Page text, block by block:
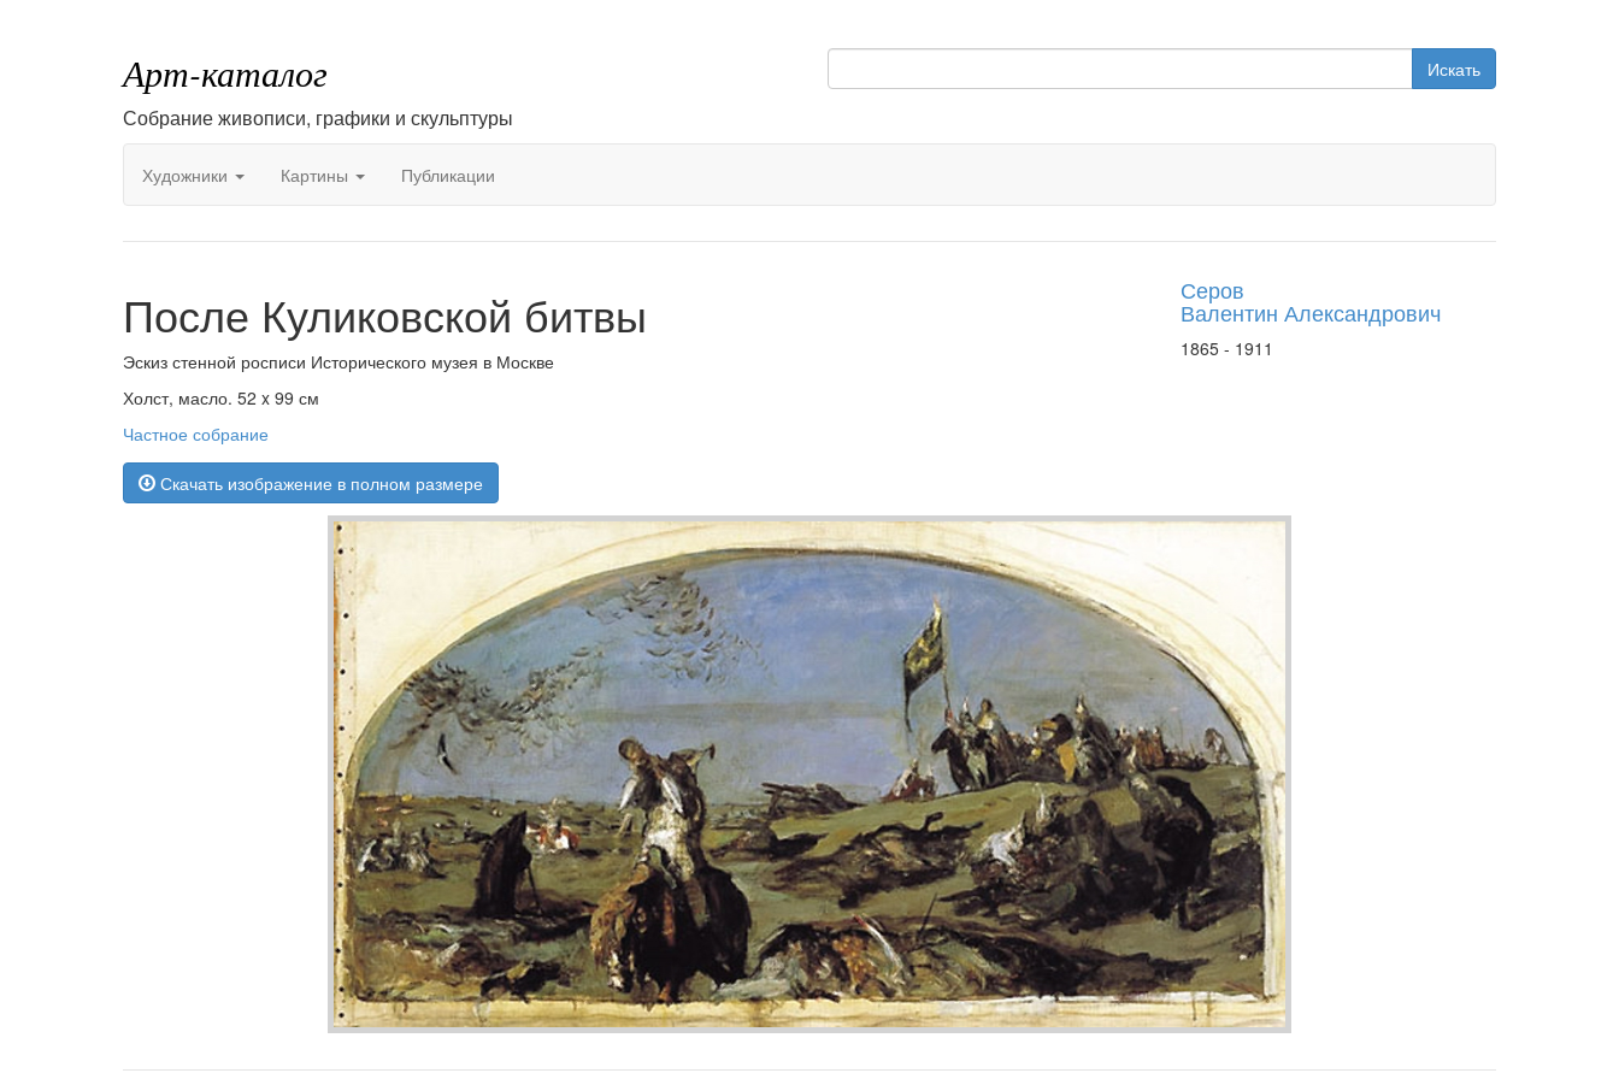
Арт-каталог
Собрание живописи, графики и скульптуры
Искать
Художники Картины Публикации
После Куликовской битвы
Эскиз стенной росписи Исторического музея в Москве
Холст, масло. 52 x 99 см
Частное собрание
Скачать изображение в полном размере
Серов
Валентин Александрович
1865 - 1911